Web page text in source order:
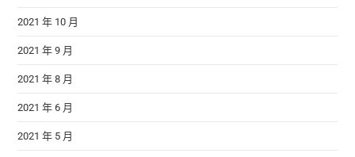
2021 年 10 月
2021 年 9 月
2021 年 8 月
2021 年 6 月
2021 年 5 月